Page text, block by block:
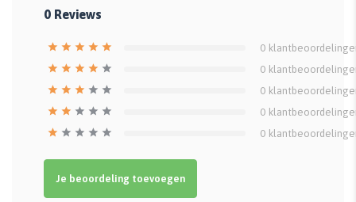
0 Reviews
0
0
0
0
0
Je beoordeling toevoegen